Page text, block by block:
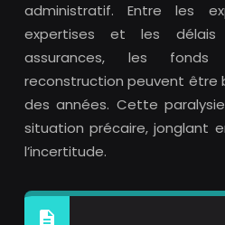
administratif. Entre les
expertises et les
assurances, les
reconstruction peuvent être
des années. Cette
situation précaire, jonglant
l’incertitude.